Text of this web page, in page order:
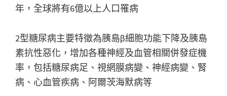
年，全球將有6億以上人口罹病
2型糖尿病主要特徵為胰島β細胞功能下降及胰島
素抗性惡化，增加各種神經及血管相關併發症機
率，包括糖尿病足、視網膜病變、神經病變、腎
病、心血管疾病、阿爾茨海默病等